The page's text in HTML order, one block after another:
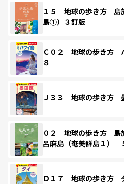
１５ 地球の歩き方
島①）３訂版
Ｃ０２ 地球の歩き方
８
Ｊ３３ 地球の歩き方
０２ 地球の歩き方
呂麻島（奄美群島１）
Ｄ１７ 地球の歩き方